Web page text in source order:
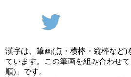
漢字は、筆画(点・横棒・縦棒など)
ています。この筆画を組み合わせ
順)」です。